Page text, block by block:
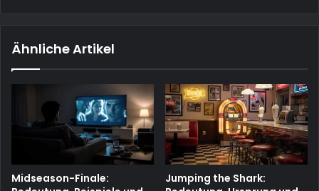
Ähnliche Artikel
Midseason-Finale:
Jumping the Shark: